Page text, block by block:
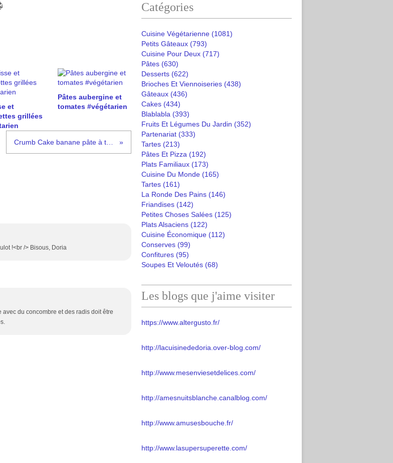
et
grillées
Pâtes aubergine et
tomates #végétarien
!<br /> Bisous, Doria
du concombre et des radis doit être
Catégories
Cuisine Végétarienne (1081)
Petits Gâteaux (793)
Cuisine Pour Deux (717)
Pâtes (630)
Desserts (622)
Brioches Et Viennoiseries (438)
Gâteaux (436)
Cakes (434)
Blablabla (393)
Fruits Et Légumes Du Jardin (352)
Partenariat (333)
Tartes (213)
Pâtes Et Pizza (192)
Plats Familiaux (173)
Cuisine Du Monde (165)
Tartes (161)
La Ronde Des Pains (146)
Friandises (142)
Petites Choses Salées (125)
Plats Alsaciens (122)
Cuisine Économique (112)
Conserves (99)
Confitures (95)
Soupes Et Veloutés (68)
Les blogs que j'aime visiter
https://www.altergusto.fr/
http://lacuisinededoria.over-blog.com/
http://www.mesenviesetdelices.com/
http://amesnuitsblanche.canalblog.com/
http://www.amusesbouche.fr/
http://www.lasupersuperette.com/